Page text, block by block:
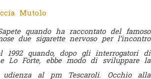
Mutolo
quando ha raccontato del famoso
due sigarette nervoso per l’incontro
1992 quando, dopo gli interrogatori di
Lo Forte, ebbe modo di sviluppare la
al pm Tescaroli. Occhio alla